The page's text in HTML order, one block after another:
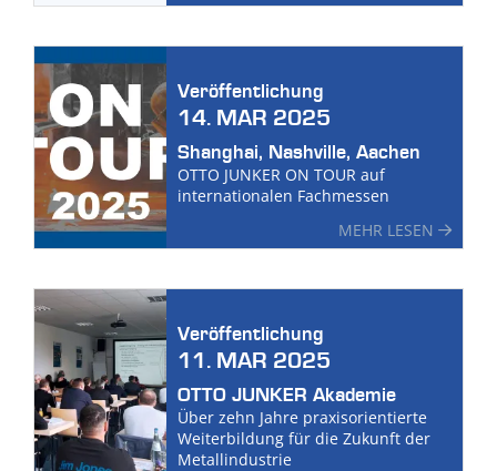
Veröffentlichung
14. MAR 2025
Shanghai, Nashville, Aachen
OTTO JUNKER ON TOUR auf
internationalen Fachmessen
MEHR LESEN
Veröffentlichung
11. MAR 2025
OTTO JUNKER Akademie
Über zehn Jahre praxisorientierte
Weiterbildung für die Zukunft der
Metallindustrie